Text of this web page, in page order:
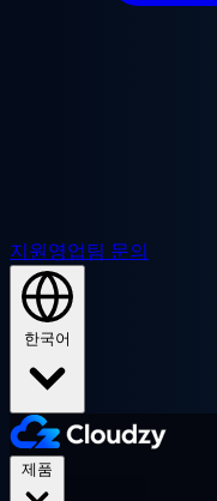
지원영업팀 문의
한국어